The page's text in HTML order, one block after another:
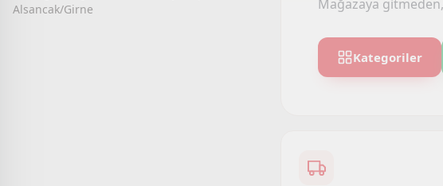
Alsancak/Girne
Mağazaya
Kategoriler